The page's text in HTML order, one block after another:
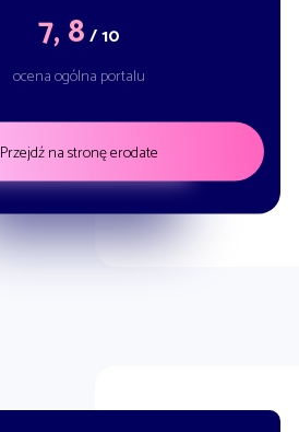
7, 8/ 10
ocena ogólna portalu
Przejdź na stronę erodate